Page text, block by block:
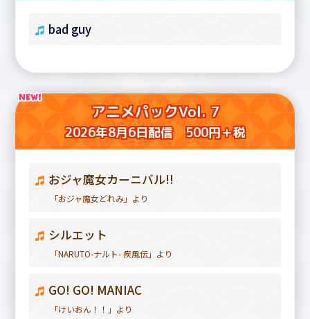
bad guy
アニメパックVol. 7
2026年8月6日配信 500円＋税
おジャ魔女カーニバル!!
「おジャ魔女どれみ」より
シルエット
「NARUTO-ナルト- 疾風伝」より
GO! GO! MANIAC
「けいおん！！」より